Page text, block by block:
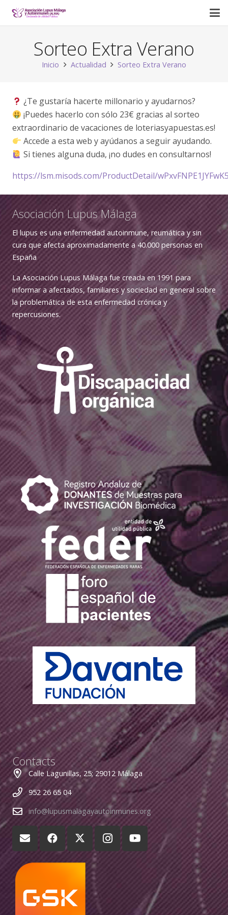
Sorteo Extra Verano
Inicio Actualidad Sorteo Extra Verano
¿Te gustaría hacerte millonario y ayudarnos?
¡Puedes hacerlo con sólo 23€ gracias al sorteo
extraordinario de vacaciones de loteriasyapuestas.es!
Accede a esta web y ayúdanos a seguir ayudando.
Si tienes alguna duda, ¡no dudes en consultarnos!
https://lsm.misods.com/ProductDetail/
Asociación Lupus Málaga
El lupus es una enfermedad autoinmune, reumática y sin
cura que afecta aproximadamente a 40.000 personas en
España
La Asociación Lupus Málaga fue creada en 1991 para
informar a afectados, familiares y sociedad en general sobre
la problemática de esta enfermedad crónica y
repercusiones.
Contacts
Calle Lagunillas, 25; 29012 Málaga
952 26 65 04
info@lupusmalagayautoinmunes.org